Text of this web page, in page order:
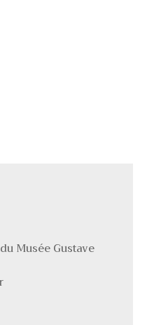
Musée Gustave